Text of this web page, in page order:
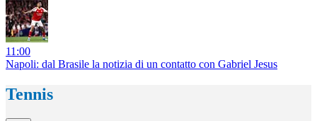
11:00
Napoli: dal Brasile la notizia di un contatto con Gabriel Jesus
Tennis